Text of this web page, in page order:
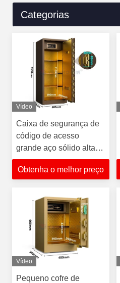
Categorias
Vídeo
Caixa de segurança de
código de acesso
grande aço sólido alta
gama casa cofres 120kg
para segurança em casa
Obtenha o melhor preço
Vídeo
Pequeno cofre de